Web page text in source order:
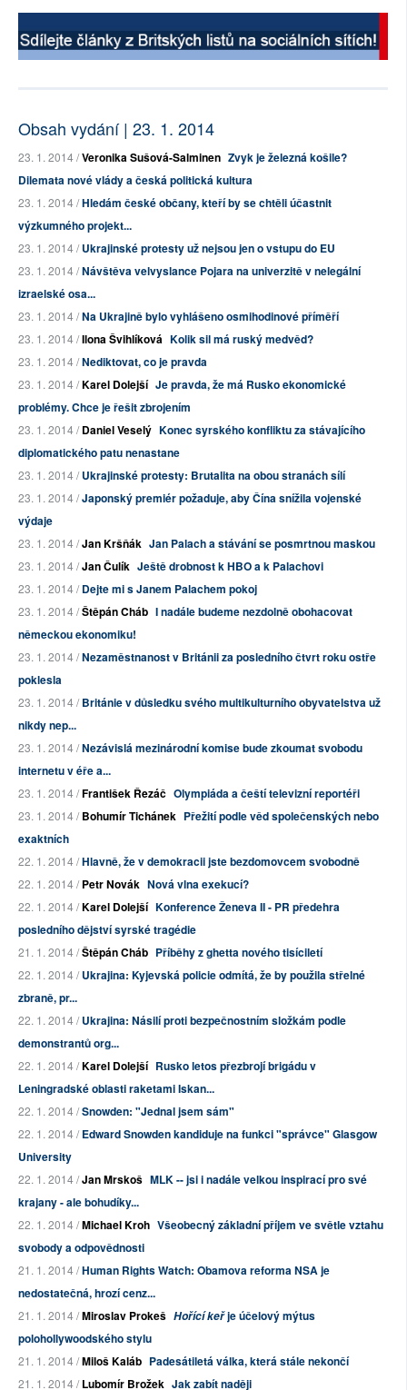
Obsah vydání | 23. 1. 2014
23. 1. 2014 /Veronika Sušová-Salminen Zvyk je železná košile?
Dilemata nové vlády a česká politická kultura
23. 1. 2014 /Hledám české občany, kteří by se chtěli účastnit
výzkumného projekt...
23. 1. 2014 /Ukrajinské protesty už nejsou jen o vstupu do EU
23. 1. 2014 /Návštěva velvyslance Pojara na univerzitě v nelegální
izraelské osa...
23. 1. 2014 /Na Ukrajině bylo vyhlášeno osmihodinové příměří
23. 1. 2014 /Ilona Švihlíková Kolik sil má ruský medvěd?
23. 1. 2014 /Nediktovat, co je pravda
23. 1. 2014 /Karel Dolejší Je pravda, že má Rusko ekonomické
problémy. Chce je řešit zbrojením
23. 1. 2014 /Daniel Veselý Konec syrského konfliktu za stávajícího
diplomatického patu nenastane
23. 1. 2014 /Ukrajinské protesty: Brutalita na obou stranách sílí
23. 1. 2014 /Japonský premiér požaduje, aby Čína snížila vojenské
výdaje
23. 1. 2014 /Jan Kršňák Jan Palach a stávání se posmrtnou maskou
23. 1. 2014 /Jan Čulík Ještě drobnost k HBO a k Palachovi
23. 1. 2014 /Dejte mi s Janem Palachem pokoj
23. 1. 2014 /Štěpán Cháb I nadále budeme nezdolně obohacovat
německou ekonomiku!
23. 1. 2014 /Nezaměstnanost v Británii za posledního čtvrt roku ostře
poklesla
23. 1. 2014 /Británie v důsledku svého multikulturního obyvatelstva už
nikdy nep...
23. 1. 2014 /Nezávislá mezinárodní komise bude zkoumat svobodu
internetu v éře a...
23. 1. 2014 /František Řezáč Olympiáda a čeští televizní reportéři
23. 1. 2014 /Bohumír Tichánek Přežití podle věd společenských nebo
exaktních
22. 1. 2014 /Hlavně, že v demokracii jste bezdomovcem svobodně
22. 1. 2014 /Petr Novák Nová vlna exekucí?
22. 1. 2014 /Karel Dolejší Konference Ženeva II - PR předehra
posledního dějství syrské tragédie
21. 1. 2014 /Štěpán Cháb Příběhy z ghetta nového tisíciletí
22. 1. 2014 /Ukrajina: Kyjevská policie odmítá, že by použila střelné
zbraně, pr...
22. 1. 2014 /Ukrajina: Násilí proti bezpečnostním složkám podle
demonstrantů org...
22. 1. 2014 /Karel Dolejší Rusko letos přezbrojí brigádu v
Leningradské oblasti raketami Iskan...
22. 1. 2014 /Snowden: "Jednal jsem sám"
22. 1. 2014 /Edward Snowden kandiduje na funkci "správce" Glasgow
University
22. 1. 2014 /Jan Mrskoš MLK -- jsi i nadále velkou inspirací pro své
krajany - ale bohudíky...
22. 1. 2014 /Michael Kroh Všeobecný základní příjem ve světle vztahu
svobody a odpovědnosti
21. 1. 2014 /Human Rights Watch: Obamova reforma NSA je
nedostatečná, hrozí cenz...
21. 1. 2014 /Miroslav Prokeš Hořící keřje účelový mýtus
polohollywoodského stylu
21. 1. 2014 /Miloš Kaláb Padesátiletá válka, která stále nekončí
21. 1. 2014 /Lubomír Brožek Jak zabít naději